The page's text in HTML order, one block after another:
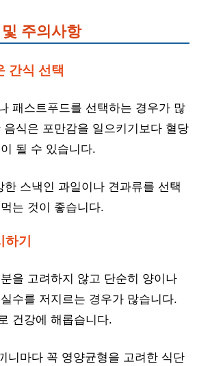
주의사항
간식 선택
패스트푸드를 선택하는 경우가 많
음식은 포만감을 일으키기보다 혈당
될 수 있습니다.
한 스낵인 과일이나 견과류를 선택
는 것이 좋습니다.
기
을 고려하지 않고 단순히 양이나
수를 저지르는 경우가 많습니다.
건강에 해롭습니다.
니마다 꼭 영양균형을 고려한 식단